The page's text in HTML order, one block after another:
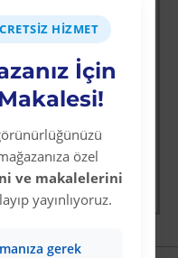
HIZMET
İçin
özel
ve makalelerini
yayınlıyoruz.
gerek